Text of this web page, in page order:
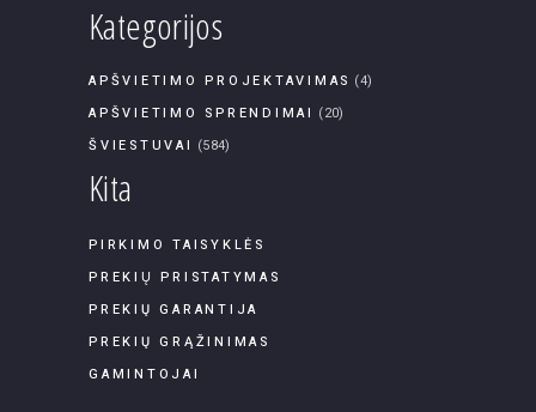
Kategorijos
APŠVIETIMO PROJEKTAVIMAS (4)
APŠVIETIMO SPRENDIMAI (20)
ŠVIESTUVAI (584)
Kita
PIRKIMO TAISYKLĖS
PREKIŲ PRISTATYMAS
PREKIŲ GARANTIJA
PREKIŲ GRĄŽINIMAS
GAMINTOJAI